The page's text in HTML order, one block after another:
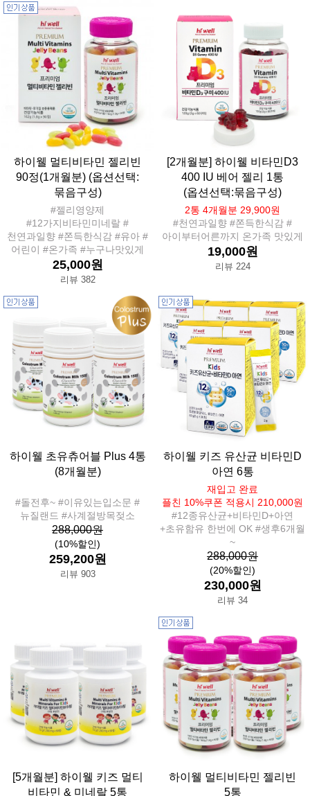
하이웰 멀티비타민 젤리빈
90정(1개월분) (옵션선택:
묶음구성)
#젤리영양제
#12가지비타민미네랄 #
천연과일향 #쫀득한식감 #유아 #
어린이 #온가족 #누구나맛있게
25,000원
리뷰 382
[2개월분] 하이웰 비타민D3
400 IU 베어 젤리 1통
(옵션선택:묶음구성)
2통 4개월분 29,900원
#천연과일향 #쫀득한식감 #
아이부터어른까지 온가족 맛있게
19,000원
리뷰 224
하이웰 초유츄어블 Plus 4통
(8개월분)
#돌전후~ #이유있는입소문 #
뉴질랜드 #사계절방목젖소
288,000원
(10%할인)
259,200원
리뷰 903
하이웰 키즈 유산균 비타민D
아연 6통
재입고 완료
플친 10%쿠폰 적용시 210,000원
#12종유산균+비타민D+아연
+초유함유 한번에 OK #생후6개월
~
288,000원
(20%할인)
230,000원
리뷰 34
[5개월분] 하이웰 키즈 멀티
비타민 & 미네랄 5통
하이웰 멀티비타민 젤리빈
5통